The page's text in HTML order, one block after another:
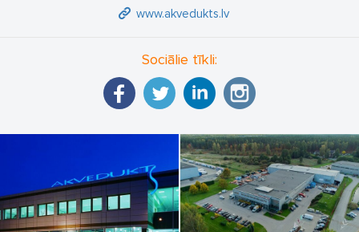
www.akvedukts.lv
Sociālie tīkli: